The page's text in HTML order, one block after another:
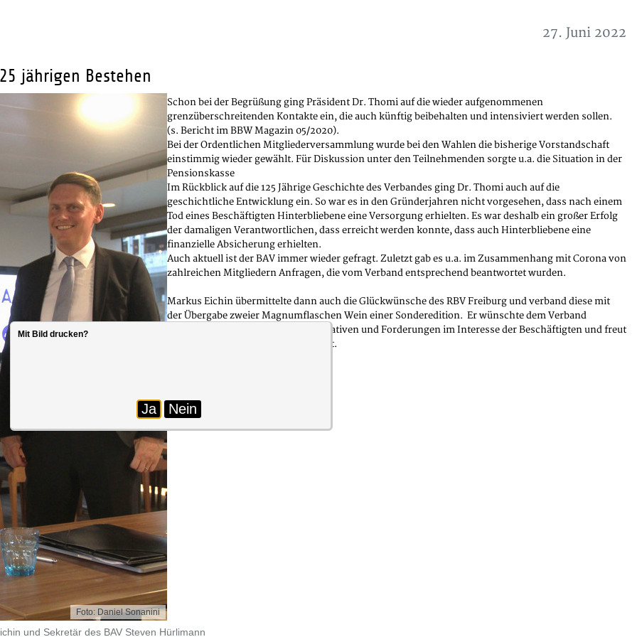
27. Juni 2022
jährigen Bestehen
Foto: Daniel Sonanini
und Sekretär des BAV Steven Hürlimann
Schon bei der Begrüßung ging Präsident Dr. Thomi auf die wieder aufgenommenen
grenzüberschreitenden Kontakte ein, die auch künftig beibehalten und intensiviert werden sollen.
(s. Bericht im BBW Magazin 05/2020).
Bei der Ordentlichen Mitgliederversammlung wurde bei den Wahlen die bisherige Vorstandschaft
einstimmig wieder gewählt. Für Diskussion unter den Teilnehmenden sorgte u.a. die Situation in der
Pensionskasse
Im Rückblick auf die 125 Jährige Geschichte des Verbandes ging Dr. Thomi auch auf die
geschichtliche Entwicklung ein. So war es in den Gründerjahren nicht vorgesehen, dass nach einem
Tod eines Beschäftigten Hinterbliebene eine Versorgung erhielten. Es war deshalb ein großer Erfolg
der damaligen Verantwortlichen, dass erreicht werden konnte, dass auch Hinterbliebene eine
finanzielle Absicherung erhielten.
Auch aktuell ist der BAV immer wieder gefragt. Zuletzt gab es u.a. im Zusammenhang mit Corona von
zahlreichen Mitgliedern Anfragen, die vom Verband entsprechend beantwortet wurden.
Markus Eichin übermittelte dann auch die Glückwünsche des RBV Freiburg und verband diese mit
der Übergabe zweier Magnumflaschen Wein einer Sonderedition. Er wünschte dem Verband
weiterhin viel Erfolg bei dessen Initiativen und Forderungen im Interesse der Beschäftigten und freut
sich auf die weitere Zusammenarbeit.
Mit Bild drucken?
Ja Nein